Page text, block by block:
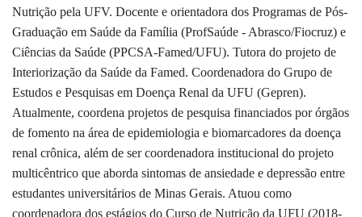
Nutrição pela UFV. Docente e orientadora dos Programas de Pós-
Graduação em Saúde da Família (ProfSaúde - Abrasco/Fiocruz) e
Ciências da Saúde (PPCSA-Famed/UFU). Tutora do projeto de
Interiorização da Saúde da Famed. Coordenadora do Grupo de
Estudos e Pesquisas em Doença Renal da UFU (Gepren).
Atualmente, coordena projetos de pesquisa financiados por órgãos
de fomento na área de epidemiologia e biomarcadores da doença
renal crônica, além de ser coordenadora institucional do projeto
multicêntrico que aborda sintomas de ansiedade e depressão entre
estudantes universitários de Minas Gerais. Atuou como
coordenadora dos estágios do Curso de Nutrição da UFU (2018-